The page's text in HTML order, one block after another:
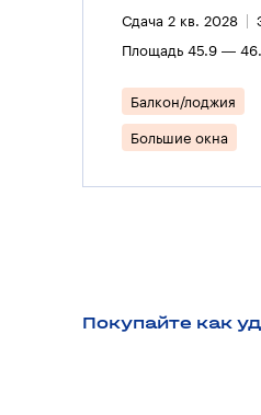
Сдача 2 кв. 2028
Площадь 45.9 —
Балкон/лоджия
Большие окна
Покупайте как